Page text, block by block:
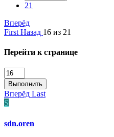
21
Вперёд
First Назад 16 из 21
Перейти к странице
Выполнить
Вперёд Last
S
sdn.oren